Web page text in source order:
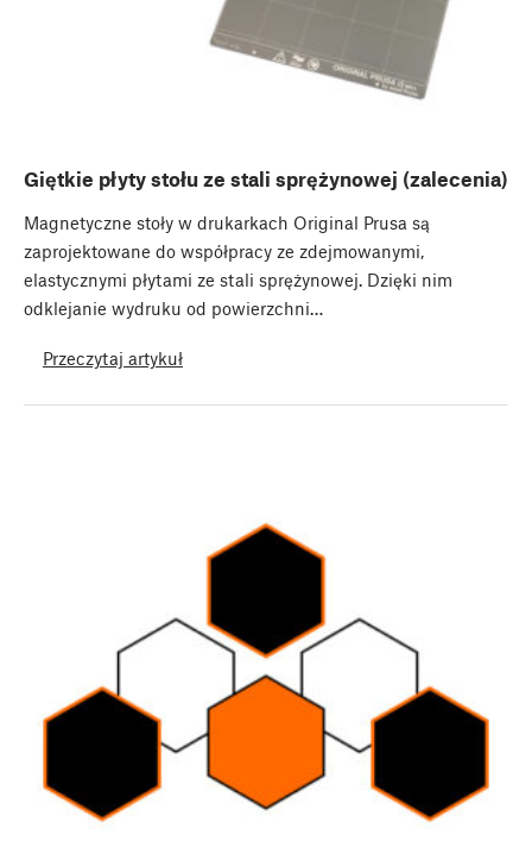
Giętkie płyty stołu ze stali sprężynowej (zalecenia)
Magnetyczne stoły w drukarkach Original Prusa są
zaprojektowane do współpracy ze zdejmowanymi,
elastycznymi płytami ze stali sprężynowej. Dzięki nim
odklejanie wydruku od powierzchni…
Przeczytaj artykuł